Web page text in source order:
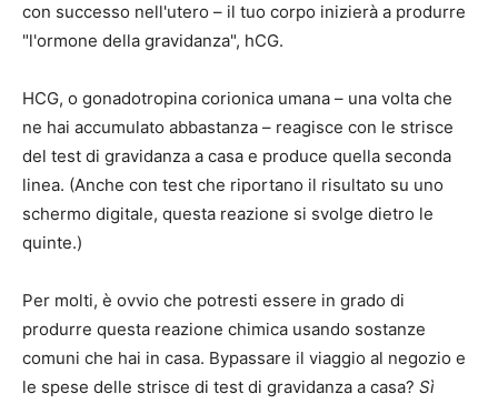
con successo nell'utero – il tuo corpo inizierà a produrre
"l'ormone della gravidanza", hCG.
HCG, o gonadotropina corionica umana – una volta che
ne hai accumulato abbastanza – reagisce con le strisce
del test di gravidanza a casa e produce quella seconda
linea. (Anche con test che riportano il risultato su uno
schermo digitale, questa reazione si svolge dietro le
quinte.)
Per molti, è ovvio che potresti essere in grado di
produrre questa reazione chimica usando sostanze
comuni che hai in casa. Bypassare il viaggio al negozio e
le spese delle strisce di test di gravidanza a casa? Sì